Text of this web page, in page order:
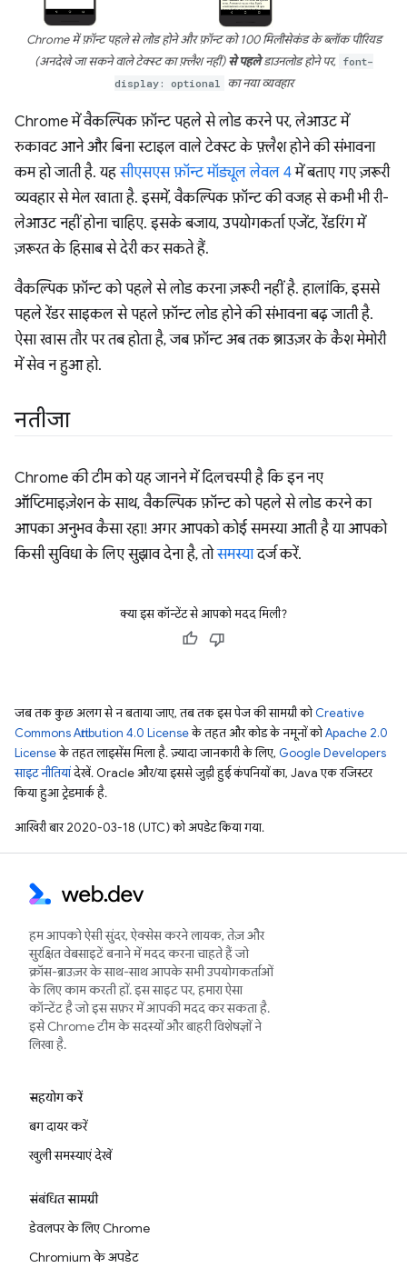
Chrome में फ़ॉन्ट पहले से लोड होने और फ़ॉन्ट को 100 मिलीसेकंड के ब्लॉक पीरियड
(अनदेखे जा सकने वाले टेक्स्ट का फ़्लैश नहीं)से पहलेडाउनलोड होने पर, font-
display: optional
का नया व्यवहार
Chrome में वैकल्पिक फ़ॉन्ट पहले से लोड करने पर, लेआउट में
रुकावट आने और बिना स्टाइल वाले टेक्स्ट के फ़्लैश होने की संभावना
कम हो जाती है. यहसीएसएस फ़ॉन्ट मॉड्यूल लेवल 4में बताए गए ज़रूरी
व्यवहार से मेल खाता है. इसमें, वैकल्पिक फ़ॉन्ट की वजह से कभी भी री-
लेआउट नहीं होना चाहिए. इसके बजाय, उपयोगकर्ता एजेंट, रेंडरिंग में
ज़रूरत के हिसाब से देरी कर सकते हैं.
वैकल्पिक फ़ॉन्ट को पहले से लोड करना ज़रूरी नहीं है. हालांकि, इससे
पहले रेंडर साइकल से पहले फ़ॉन्ट लोड होने की संभावना बढ़ जाती है.
ऐसा खास तौर पर तब होता है, जब फ़ॉन्ट अब तक ब्राउज़र के कैश मेमोरी
में सेव न हुआ हो.
नतीजा
Chrome की टीम को यह जानने में दिलचस्पी है कि इन नए
ऑप्टिमाइज़ेशन के साथ, वैकल्पिक फ़ॉन्ट को पहले से लोड करने का
आपका अनुभव कैसा रहा! अगर आपको कोई समस्या आती है या आपको
किसी सुविधा के लिए सुझाव देना है, तोसमस्यादर्ज करें.
क्या इस कॉन्टेंट से आपको मदद मिली?
जब तक कुछ अलग से न बताया जाए, तब तक इस पेज की सामग्री कोCreative
Commons Attribution 4.0 Licenseके तहत और कोड के नमूनों कोApache 2.0
Licenseके तहत लाइसेंस मिला है. ज़्यादा जानकारी के लिए, Google Developers
साइट नीतियांदेखें. Oracle और/या इससे जुड़ी हुई कंपनियों का, Java एक रजिस्टर
किया हुआ ट्रेडमार्क है.
आखिरी बार 2020-03-18 (UTC) को अपडेट किया गया.
हम आपको ऐसी सुंदर, ऐक्सेस करने लायक, तेज़ और
सुरक्षित वेबसाइटें बनाने में मदद करना चाहते हैं जो
क्रॉस-ब्राउज़र के साथ-साथ आपके सभी उपयोगकर्ताओं
के लिए काम करती हों. इस साइट पर, हमारा ऐसा
कॉन्टेंट है जो इस सफ़र में आपकी मदद कर सकता है.
इसे Chrome टीम के सदस्यों और बाहरी विशेषज्ञों ने
लिखा है.
सहयोग करें
बग दायर करें
खुली समस्याएं देखें
संबंधित सामग्री
डेवलपर के लिए Chrome
Chromium के अपडेट